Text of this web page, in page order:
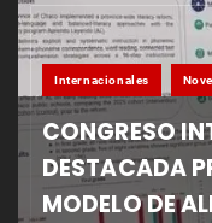
Internacionales
CONGRESO
DESTACADA
MODELO DE